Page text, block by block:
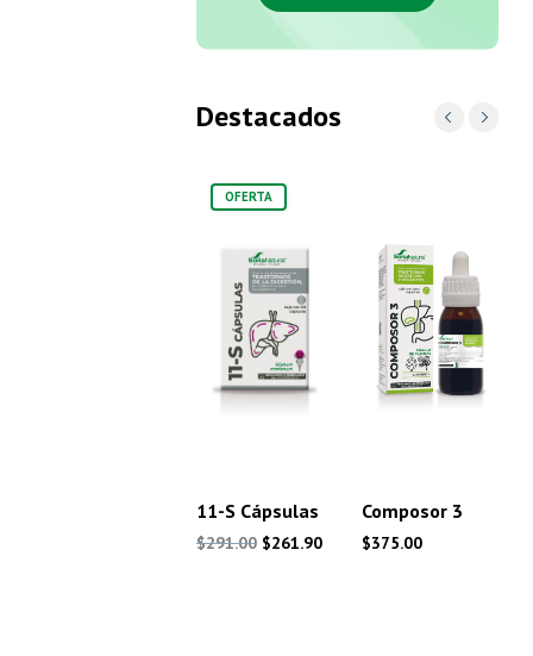
Destacados
OFERTA
11-S Cápsulas
$291.00 El
$261.90El
Composor 3
$375.00